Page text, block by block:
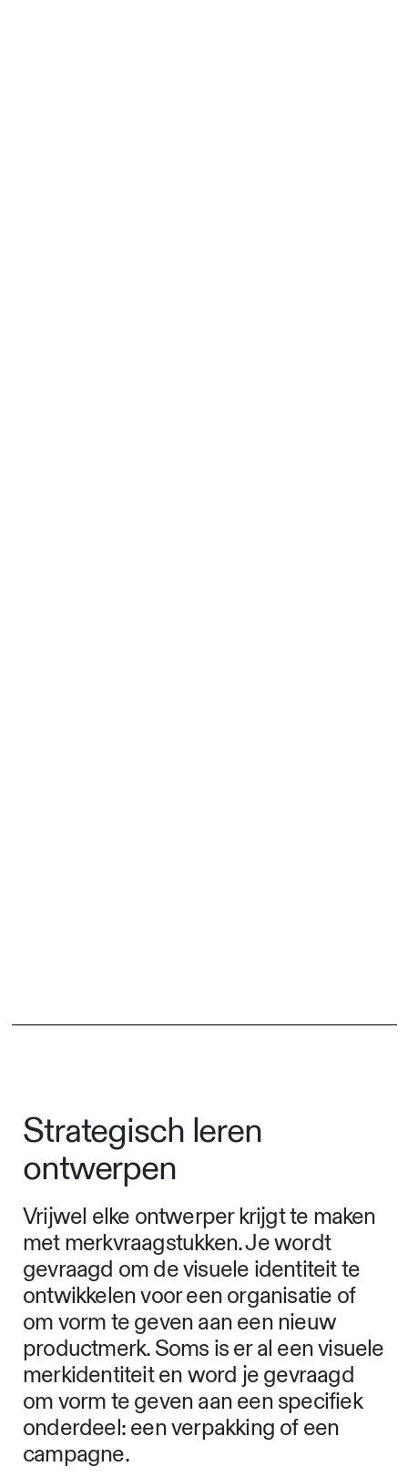
Strategisch leren
ontwerpen
Vrijwel elke ontwerper krijgt te maken
met merkvraagstukken. Je wordt
gevraagd om de visuele identiteit te
ontwikkelen voor een organisatie of
om vorm te geven aan een nieuw
productmerk. Soms is er al een visuele
merkidentiteit en word je gevraagd
om vorm te geven aan een specifiek
onderdeel: een verpakking of een
campagne.